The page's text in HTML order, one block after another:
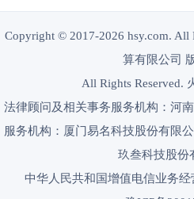
Copyright © 2017-2026 hsy.com. All
算有限公司
All Rights Reserved.
法律顾问及相关事务服务机构：河
服务机构：厦门易名科技股份有限
玖叁科技股份
中华人民共和国增值电信业务